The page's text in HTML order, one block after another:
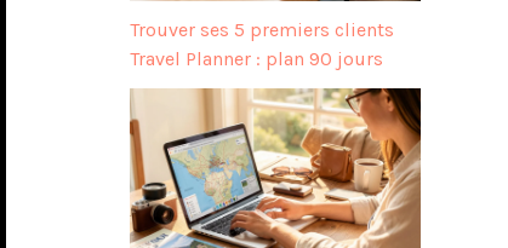
Trouver ses 5 premiers clients
Travel Planner : plan 90 jours